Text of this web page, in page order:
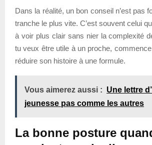
Dans la réalité, un bon conseil n’est pas
tranche le plus vite. C’est souvent celui
à voir plus clair sans nier la complexité
tu veux être utile à un proche,
réduire son histoire à une formule.
Vous aimerez aussi : Une lettre
jeunesse pas comme les autres
La bonne posture